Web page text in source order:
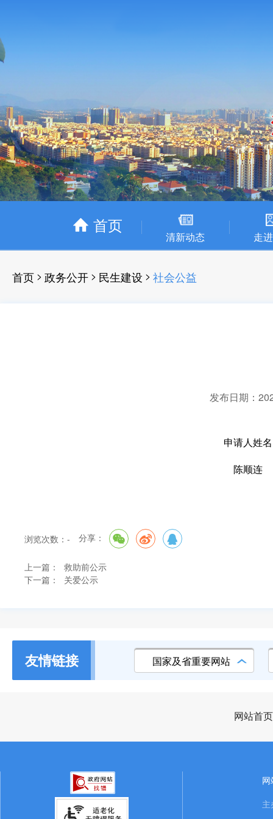
首页
清新动态 走
首页 > 政务公开 > 民生建设 > 社会公益
发布日期：
申请人姓名
陈顺连
浏览次数： - 分享：
上一篇：
救助前公示
下一篇：
关爱公示
友情链接 国家及省重要网站
网站首页